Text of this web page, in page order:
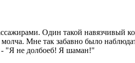
Один такой навязчивый
молча. Мне так забавно было
- "Я не долбоеб! Я шаман!"